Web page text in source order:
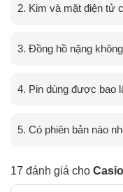
2. Kim và mặt điện tử
3. Đồng hồ nặng
4. Pin dùng được bao
5. Có phiên bản nào
17 đánh giá cho